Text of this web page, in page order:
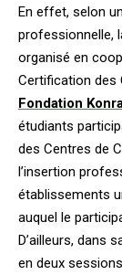
En effet, selon
professionnelle,
organisé en
Certification des
Fondation
étudiants
des Centres de
l’insertion
établissements
auquel le
D’ailleurs, dans
en deux